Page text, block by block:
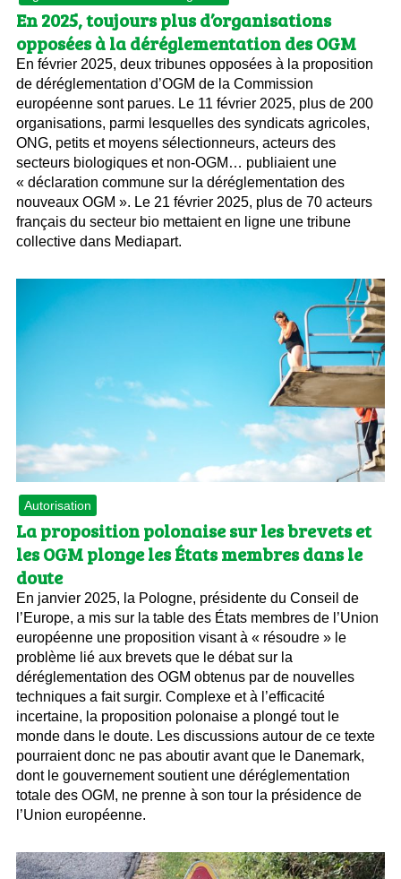
En 2025, toujours plus d’organisations
opposées à la déréglementation des OGM
En février 2025, deux tribunes opposées à la proposition
de déréglementation d’OGM de la Commission
européenne sont parues. Le 11 février 2025, plus de 200
organisations, parmi lesquelles des syndicats agricoles,
ONG, petits et moyens sélectionneurs, acteurs des
secteurs biologiques et non-OGM… publiaient une
« déclaration commune sur la déréglementation des
nouveaux OGM ». Le 21 février 2025, plus de 70 acteurs
français du secteur bio mettaient en ligne une tribune
collective dans Mediapart.
Autorisation
La proposition polonaise sur les brevets et
les OGM plonge les États membres dans le
doute
En janvier 2025, la Pologne, présidente du Conseil de
l’Europe, a mis sur la table des États membres de l’Union
européenne une proposition visant à « résoudre » le
problème lié aux brevets que le débat sur la
déréglementation des OGM obtenus par de nouvelles
techniques a fait surgir. Complexe et à l’efficacité
incertaine, la proposition polonaise a plongé tout le
monde dans le doute. Les discussions autour de ce texte
pourraient donc ne pas aboutir avant que le Danemark,
dont le gouvernement soutient une déréglementation
totale des OGM, ne prenne à son tour la présidence de
l’Union européenne.